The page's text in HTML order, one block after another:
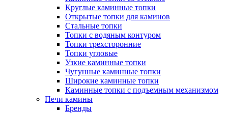
Круглые каминные топки
Открытые топки для каминов
Стальные топки
Топки с водяным контуром
Топки трехсторонние
Топки угловые
Узкие каминные топки
Чугунные каминные топки
Широкие каминные топки
Каминные топки с подъемным механизмом
Печи камины
Бренды